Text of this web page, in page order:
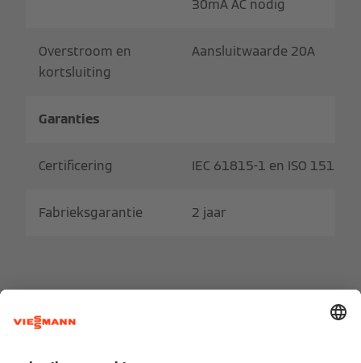
30mA AC nodig
Overstroom en
kortsluiting
Aansluitwaarde 20A
Garanties
Certificering IEC 61815-1 en ISO 15118
Fabrieksgarantie 2 jaar